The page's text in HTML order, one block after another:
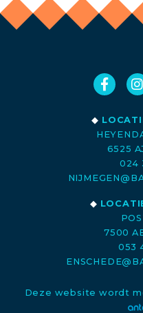
◆
6525
024
◆
7500
053
Deze website wordt